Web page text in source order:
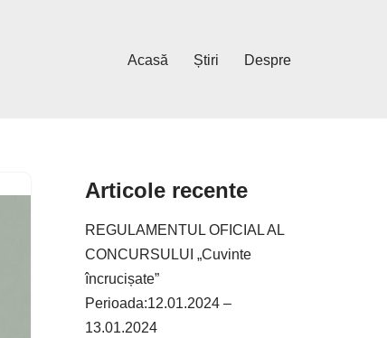
Acasă Știri Despre
Articole recente
REGULAMENTUL OFICIAL AL
CONCURSULUI „Cuvinte
încrucișate”
Perioada:12.01.2024 –
13.01.2024